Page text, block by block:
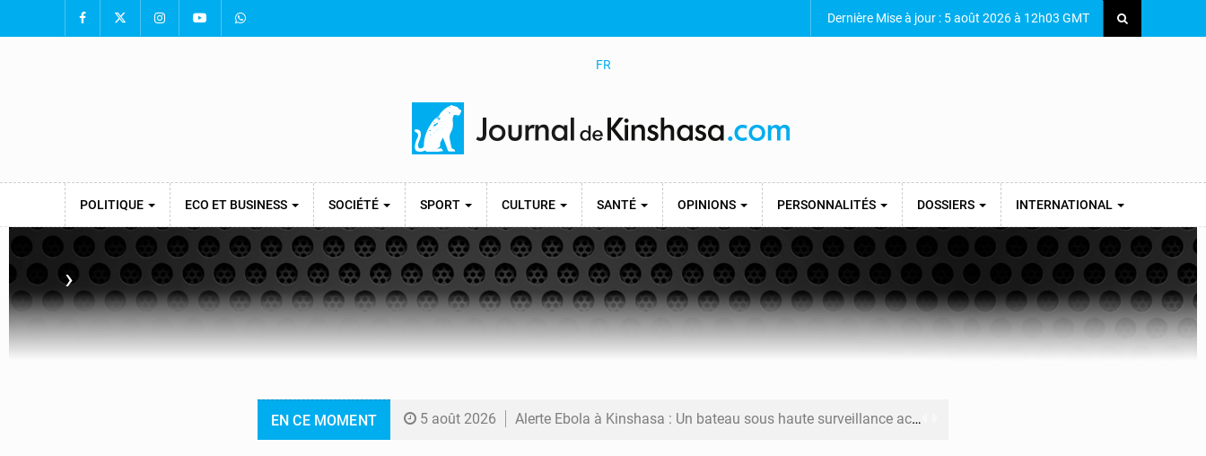
Dernière Mise à jour : 5 août 2026 à 12h03 GMT
FR
POLITIQUE ECO ET BUSINESS SOCIÉTÉ SPORT CULTURE SANTÉ OPINIONS PERSONNALITÉS DOSSIERS INTERNATIONAL
›
EN CE MOMENT 5 août 2026 Alerte Ebola à Kinshasa : Un bateau sous haute surveillance accoste à Maluku avec 200 passagers à bord